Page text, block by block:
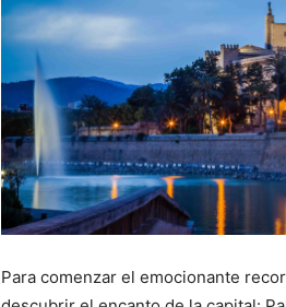
Para comenzar el emocionante